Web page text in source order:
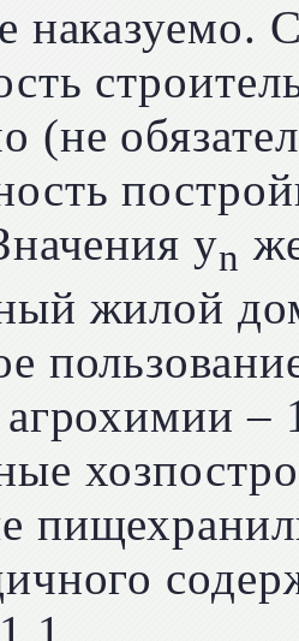
наказуемо.
(не
yn
жилой
агрохимии –